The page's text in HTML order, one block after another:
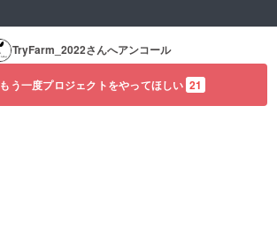
TryFarm_2022さんへアンコール
もう一度プロジェクトをやってほしい 21